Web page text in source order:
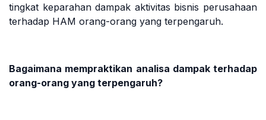
tingkat keparahan dampak aktivitas bisnis perusahaan
terhadap HAM orang-orang yang terpengaruh.
Bagaimana mempraktikan analisa dampak terhadap
orang-orang yang terpengaruh?